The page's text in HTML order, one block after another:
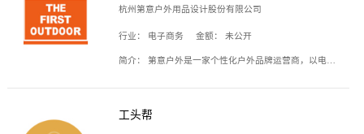
杭州第意户外用品设计股份有限公司
行业： 电子商务 金额： 未公开
简介： 第意户外是一家个性化户外品牌运营商，以电子商务为主要载体，主要从事户外产品的设计、生产、销售业务，产品包含冲锋衣、户外鞋、户外背包等。
工头帮